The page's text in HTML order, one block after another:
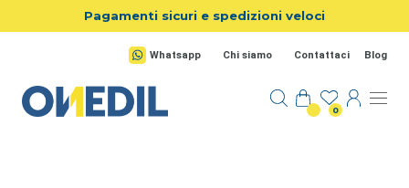
Salta al contenuto principale
Pagamenti sicuri e spedizioni veloci
Whatsapp Chi siamo Contattaci Blog
0